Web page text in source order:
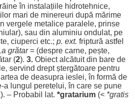
în instalațiile hidrotehnice,
mari de minereuri după mărime
vergele metalice paralele, prinse
), sau din aluminiu ondulat, pe
, ciuperci etc.; p. ext. friptură astfel
grătar= (despre carne, pește,
(2). 3. Obiect alcătuitdin barede
, servind drept ștergătoare pentru
de deasupra ieslei, în formă de
a lungul peretelui, în care se pune
). – Probabil lat. *gratarium(< *gratis